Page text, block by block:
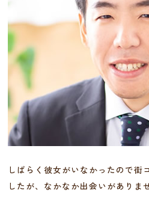
しばらく彼女がいなかったので街
したが、なかなか出会いがありま